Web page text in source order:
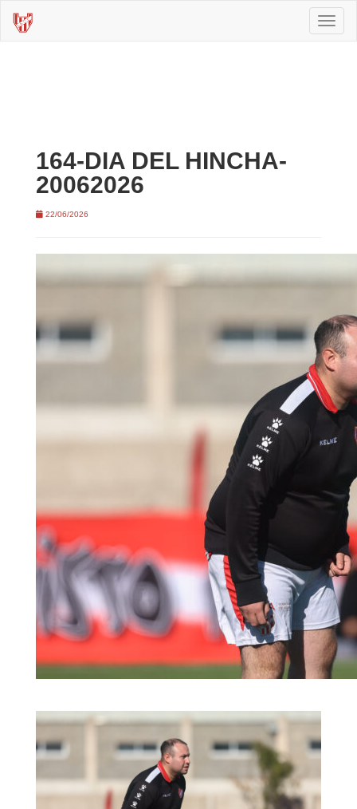
164-DIA DEL HINCHA-
20062026
22/06/2026